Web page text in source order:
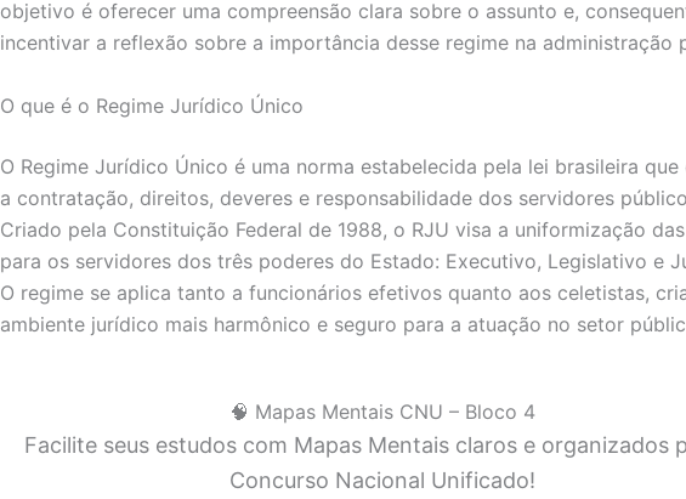
objetivo é oferecer uma compreensão clara sobre o assunto e,
incentivar a reflexão sobre a importância desse regime na administração
O que é o Regime Jurídico Único
O Regime Jurídico Único é uma norma estabelecida pela lei brasileira que
a contratação, direitos, deveres e responsabilidade dos servidores
Criado pela Constituição Federal de 1988, o RJU visa a uniformização
para os servidores dos três poderes do Estado: Executivo, Legislativo e
O regime se aplica tanto a funcionários efetivos quanto aos celetistas,
ambiente jurídico mais harmônico e seguro para a atuação no setor
🧠 Mapas Mentais CNU – Bloco 4
Facilite seus estudos com Mapas Mentais claros e organizados
Concurso Nacional Unificado!